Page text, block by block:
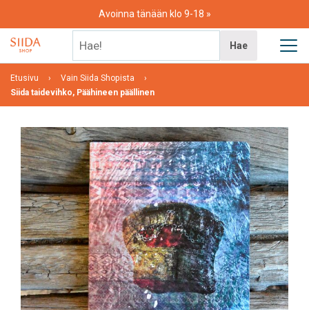
content
Avoinna tänään klo 9-18
Hae
Etusivu
Vain Siida Shopista
Siida taidevihko, Päähineen päällinen